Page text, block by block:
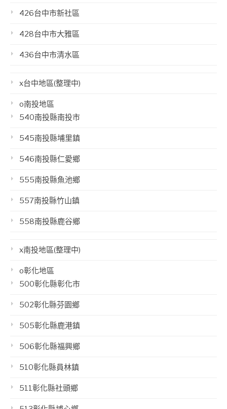
426台中市新社區
428台中市大雅區
436台中市清水區
x台中地區(整理中)
o南投地區
540南投縣南投市
545南投縣埔里鎮
546南投縣仁愛鄉
555南投縣魚池鄉
557南投縣竹山鎮
558南投縣鹿谷鄉
x南投地區(整理中)
o彰化地區
500彰化縣彰化市
502彰化縣芬園鄉
505彰化縣鹿港鎮
506彰化縣福興鄉
510彰化縣員林鎮
511彰化縣社頭鄉